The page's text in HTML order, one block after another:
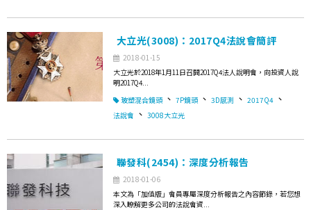
大立光(3008)：2017Q4法說會簡評
2018-01-15
大立光於2018年1月11日召開2017Q4法人說明會，向投資人說
明2017Q4...
玻塑混合鏡頭 、 7P鏡頭 、 3D感測 、 2017Q4 、
法說會 、 3008大立光
聯發科(2454)：深度分析報告
2018-01-06
本文為「加值版」會員專屬深度分析報告之內容節錄，若您想
深入瞭解更多公司的法說會資...